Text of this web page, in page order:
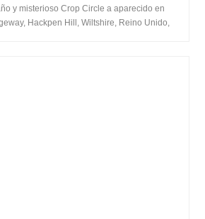
de junio 2016
y misterioso Crop Circle a aparecido en
Hackpen Hill, Wiltshire, Reino Unido,